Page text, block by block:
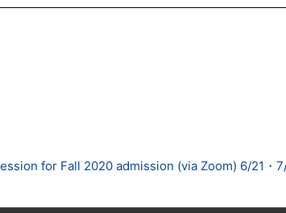
for Fall 2020 admission (via Zoom) 6/21・